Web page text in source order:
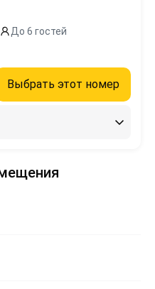
До 6 гостей
Выбрать этот номер